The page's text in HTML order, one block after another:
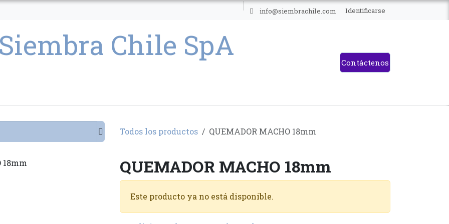
info@siembrachile.com Identificarse
Contáctenos
Todos los productos QUEMADOR MACHO 18mm
QUEMADOR MACHO 18mm
Este producto ya no está disponible.